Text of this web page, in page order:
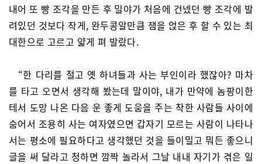
내어 또 빵 조각을 만든 후 밀야가 처음에 건넸던 빵 조각에 발
려있던 것보다 작게, 완두콩알만큼 잼을 얹은 후 할 수 있는 최
대한으로 고르고 얇게 펴 발랐다.
“한 다리를 절고 옛 하녀들과 사는 부인이라 했잖아? 마차
를 타고 오면서 생각해 봤는데 말이야, 내가 만약에 놈팡이한
테서 도망 나온 다음 운 좋게 도움을 주는 착한 사람들 사이에
숨어서 조용히 사는 여자였으면 갑자기 모르는 사람이 나타나
서는 평소에 필요하다고 생각했던 것을 들이밀고 뭐든 좋으니
글을 써 달라고 청하면 깜짝 놀라서 그날 내내 자기가 겪은 일